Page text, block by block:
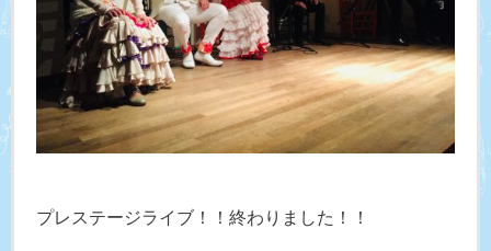
プレステージライブ！！終わりました！！